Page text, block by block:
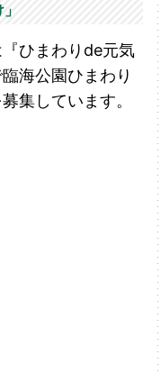
『ひまわりde元気
海公園ひまわり
集しています。